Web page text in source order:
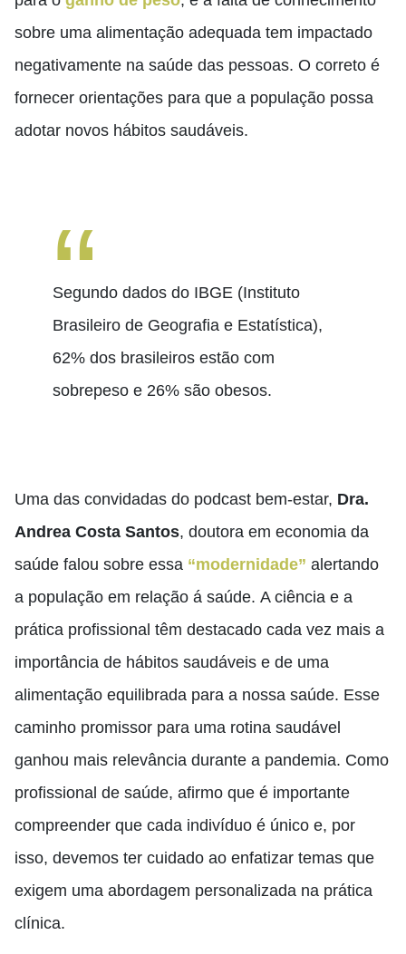
sobre uma alimentação adequada tem impactado
negativamente na saúde das pessoas. O correto é
fornecer orientações para que a população possa
adotar novos hábitos saudáveis.
Segundo dados do IBGE (Instituto
Brasileiro de Geografia e Estatística),
62% dos brasileiros estão com
sobrepeso e 26% são obesos.
Uma das convidadas do podcast bem-estar, Dra.
Andrea Costa Santos, doutora em economia da
saúde falou sobre essa “modernidade” alertando
a população em relação á saúde. A ciência e a
prática profissional têm destacado cada vez mais a
importância de hábitos saudáveis ​​e de uma
alimentação equilibrada para a nossa saúde. Esse
caminho promissor para uma rotina saudável
ganhou mais relevância durante a pandemia. Como
profissional de saúde, afirmo que é importante
compreender que cada indivíduo é único e, por
isso, devemos ter cuidado ao enfatizar temas que
exigem uma abordagem personalizada na prática
clínica.